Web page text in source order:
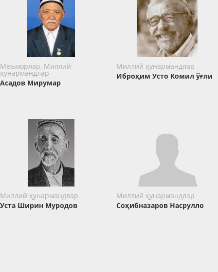
Меъморлар, Миллий
ҳунармандлар
Асадов Мирумар
Миллий ҳунармандлар
Иброҳим Усто Комил ўғли
Миллий ҳунармандлар
Уста Ширин Муродов
Миллий ҳунармандлар
Соҳибназаров Насрулло